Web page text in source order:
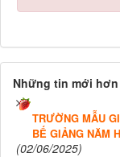
Những tin mới hơn
TRƯỜNG MẪU
BẾ GIẢNG NĂM
(02/06/2025)